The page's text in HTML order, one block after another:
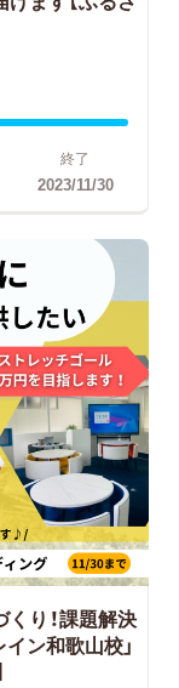
終了
2023/11/30
り！課題解決
ン和歌山校」